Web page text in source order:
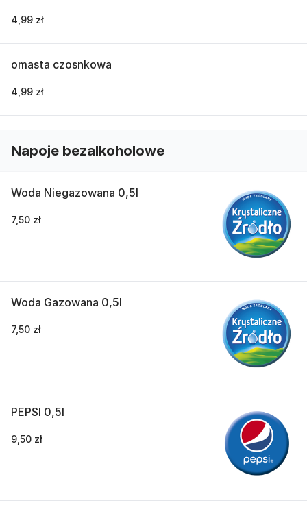
4,99 zł
omasta czosnkowa
4,99 zł
Napoje bezalkoholowe
Woda Niegazowana 0,5l
7,50 zł
Woda Gazowana 0,5l
7,50 zł
PEPSI 0,5l
9,50 zł